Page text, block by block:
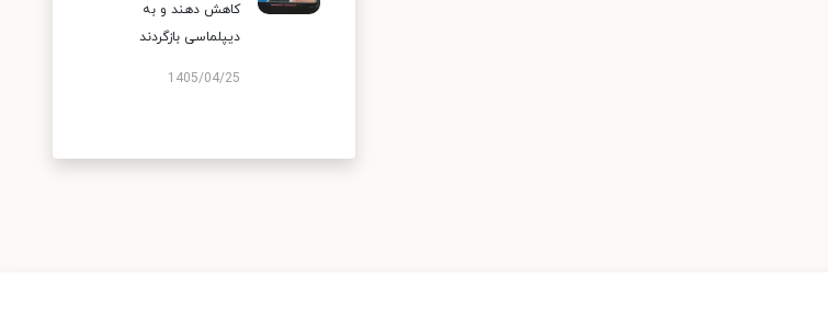
کاهش دهند و به
دیپلماسی بازگردند
1405/04/25